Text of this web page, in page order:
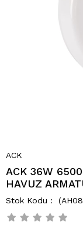
ACK
ACK 36W
HAVUZ